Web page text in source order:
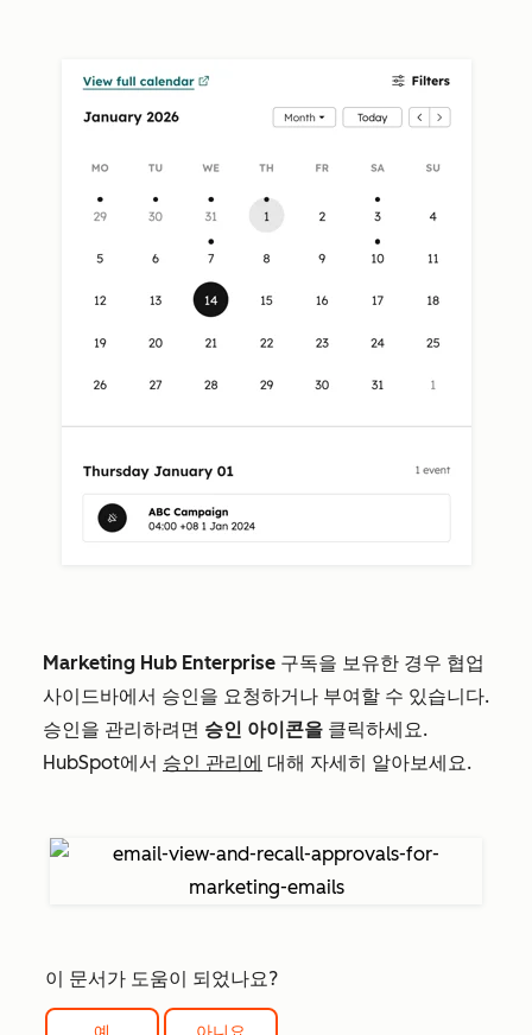
Marketing Hub Enterprise 구독을 보유한 경우 협업
사이드바에서 승인을 요청하거나 부여할 수 있습니다.
승인을 관리하려면 승인 아이콘을 클릭하세요.
HubSpot에서 승인 관리에 대해 자세히 알아보세요.
이 문서가 도움이 되었나요?